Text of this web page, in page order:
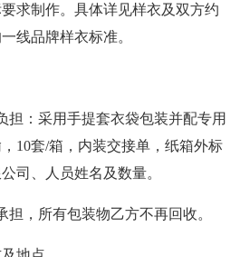
求制作。具体详见样衣及双方约
线品牌样衣标准。
担：采用手提套衣袋包装并配专用
10套/箱，内装交接单，纸箱外标
司、人员姓名及数量。
担，所有包装物乙方不再回收。